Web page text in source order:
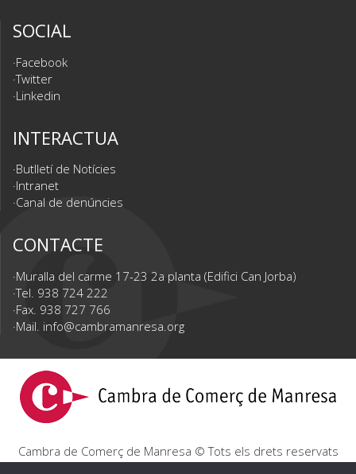
SOCIAL
Facebook
Twitter
Linkedin
INTERACTUA
Butlletí de Notícies
Intranet
Canal de denúncies
CONTACTE
Muralla del carme 17-23 2a planta (Edifici Can Jorba)
Tel. 938 724 222
Fax. 938 727 766
Mail. info@cambramanresa.org
Cambra de Comerç de Manresa © Tots els drets reservats